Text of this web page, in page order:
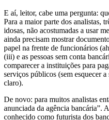
E aí, leitor, cabe uma pergunta:
Para a maior parte dos analistas,
idosas, não acostumadas a usar
ainda precisam mostrar
papel na frente de funcionários
(iii) e as pessoas sem conta
comparecer a instituições para
serviços públicos (sem esquecer
claro).
De novo: para muitos analistas
anunciada da agência bancária”.
conhecido como futurista dos